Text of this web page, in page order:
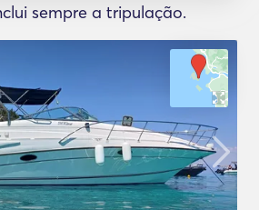
sempre a tripulação.